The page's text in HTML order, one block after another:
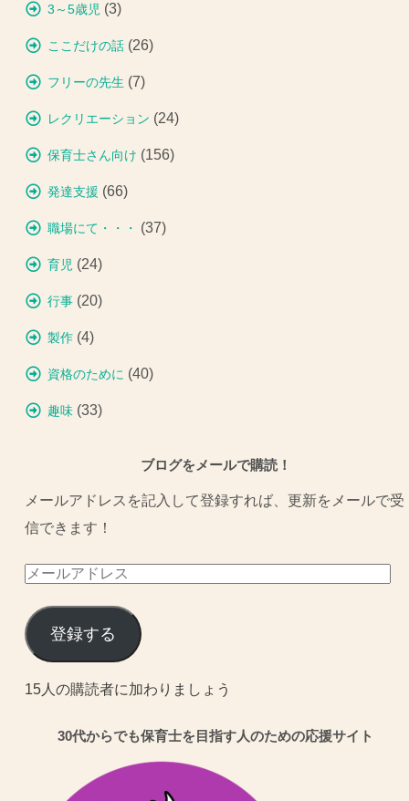
3～5歳児 (3)
ここだけの話 (26)
フリーの先生 (7)
レクリエーション (24)
保育士さん向け (156)
発達支援 (66)
職場にて・・・ (37)
育児 (24)
行事 (20)
製作 (4)
資格のために (40)
趣味 (33)
ブログをメールで購読！
メールアドレスを記入して登録すれば、更新をメールで受
信できます！
メ
ル
ア
ド
登録する
15人の購読者に加わりましょう
30代からでも保育士を目指す人のための応援サイト